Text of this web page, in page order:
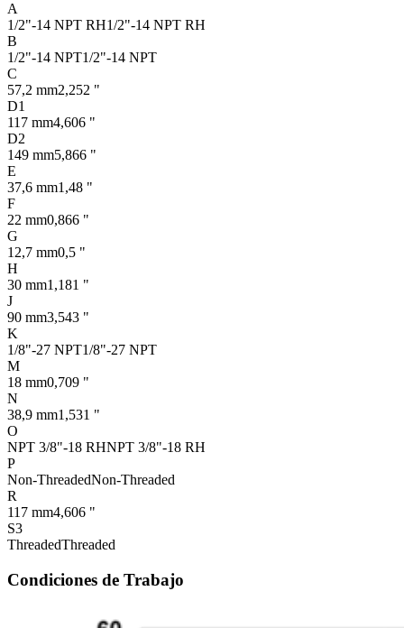
A
1/2"-14 NPT RH1/2"-14 NPT RH
B
1/2"-14 NPT1/2"-14 NPT
C
57,2 mm2,252 "
D1
117 mm4,606 "
D2
149 mm5,866 "
E
37,6 mm1,48 "
F
22 mm0,866 "
G
12,7 mm0,5 "
H
30 mm1,181 "
J
90 mm3,543 "
K
1/8"-27 NPT1/8"-27 NPT
M
18 mm0,709 "
N
38,9 mm1,531 "
O
NPT 3/8"-18 RHNPT 3/8"-18 RH
P
Non-ThreadedNon-Threaded
R
117 mm4,606 "
S3
ThreadedThreaded
Condiciones de Trabajo